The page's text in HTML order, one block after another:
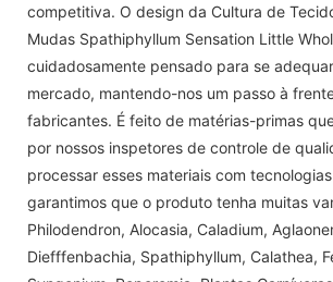
competitiva. O design da Cultura de
Mudas Spathiphyllum Sensation Little
cuidadosamente pensado para se
mercado, mantendo-nos um passo à
fabricantes. É feito de matérias-primas
por nossos inspetores de controle de
processar esses materiais com
garantimos que o produto tenha muitas
Philodendron, Alocasia, Caladium,
Diefffenbachia, Spathiphyllum, Calathea,